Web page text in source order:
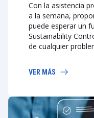
Con la asistencia
a la semana,
puede esperar un
Sustainability
de cualquier
VER MÁS